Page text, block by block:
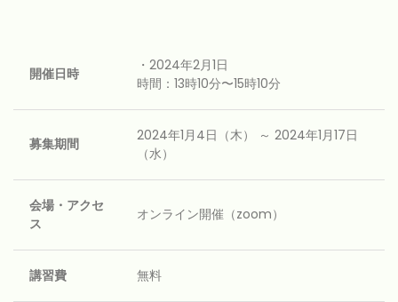
開催日時
・2024年2月1日
時間：13時10分〜15時10分
募集期間
2024年1月4日（木） ～ 2024年1月17日
（水）
会場・アクセ
ス
オンライン開催（zoom）
講習費 無料